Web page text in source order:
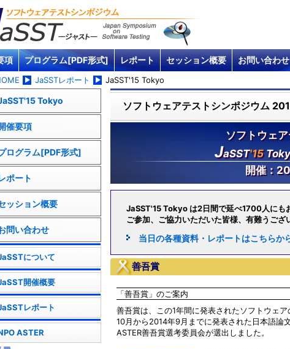
項 プログラム[PDF形式] レポート セッション概要 お問い合わせ
JaSSTレポート JaSST'15 Tokyo
ソフトウェアテストシンポジウム
ソフトウェ
JaSST'15
開催：
JaSST'15 Tokyo は2日間で延べ1700人にも
ご参加、ご協力いただいた皆様、有難うござ
当日の各種資料・レポートはこちらか
善吾賞
「善吾賞」のご案内
善吾賞は、この1年間に発表されたソフトウェ
10月から2014年9月までに発表された日本語論
ASTER善吾賞選考委員会が選出しました。
Tokyo
催要項
ログラム[PDF形式]
ポート
ッション概要
問い合わせ
について
開催概要
レポート
ASTER